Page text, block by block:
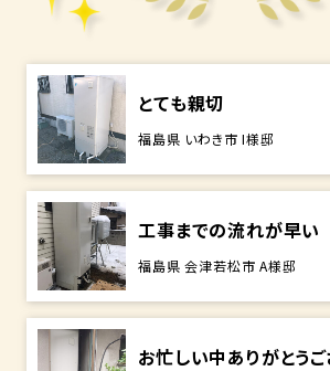
とても親切
福島県 いわき市 I様邸
工事までの流れが早い
福島県 会津若松市 A様邸
お忙しい中ありがとう